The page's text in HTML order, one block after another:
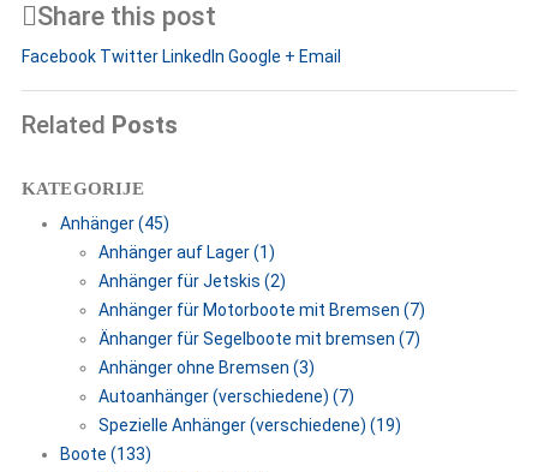
Share this post
Facebook Twitter LinkedIn Google + Email
Related Posts
KATEGORIJE
Anhänger (45)
Anhänger auf Lager (1)
Anhänger für Jetskis (2)
Anhänger für Motorboote mit Bremsen (7)
Änhanger für Segelboote mit bremsen (7)
Anhänger ohne Bremsen (3)
Autoanhänger (verschiedene) (7)
Spezielle Anhänger (verschiedene) (19)
Boote (133)